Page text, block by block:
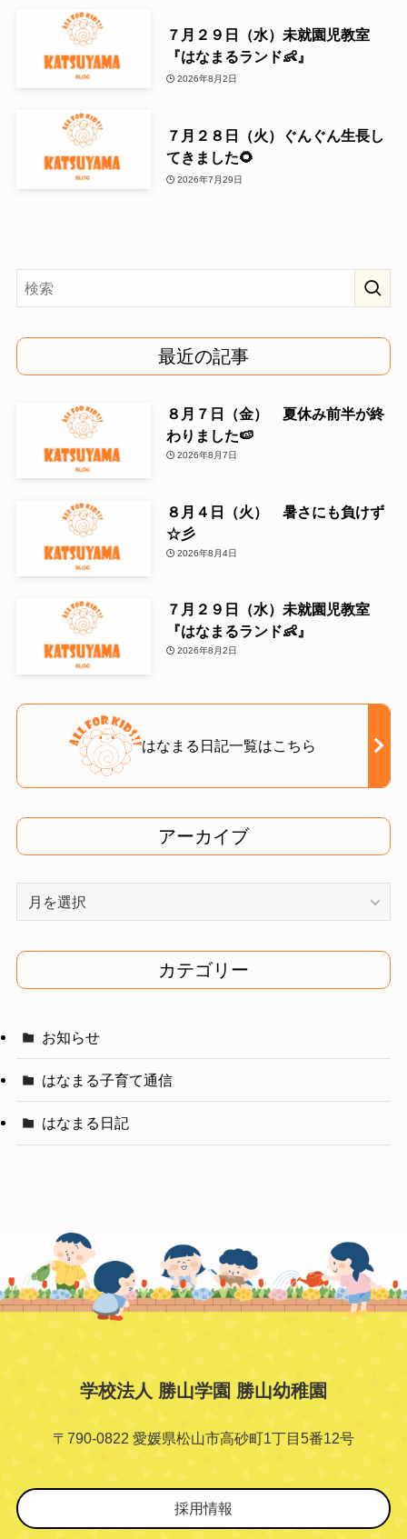
７月２９日（水）未就園児教室
『はなまるランド👶』
2026年8月2日
７月２８日（火）ぐんぐん生長し
てきました🌻
2026年7月29日
最近の記事
８月７日（金） 夏休み前半が終
わりました🍉
2026年8月7日
８月４日（火） 暑さにも負けず
☆彡
2026年8月4日
７月２９日（水）未就園児教室
『はなまるランド👶』
2026年8月2日
はなまる日記一覧はこちら
アーカイブ
イ
ブ
カテゴリー
お知らせ
はなまる子育て通信
はなまる日記
学校法人 勝山学園 勝山幼稚園
〒790-0822 愛媛県松山市高砂町1丁目5番12号
採用情報